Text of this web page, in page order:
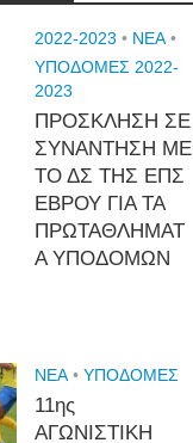
2022-2023 • NEA •
ΥΠΟΔΟΜΕΣ 2022-
2023
ΠΡΟΣΚΛΗΣΗ ΣΕ
ΣΥΝΑΝΤΗΣΗ ΜΕ
ΤΟ ΔΣ ΤΗΣ ΕΠΣ
ΕΒΡΟΥ ΓΙΑ ΤΑ
ΠΡΩΤΑΘΛΗΜΑΤ
Α ΥΠΟΔΟΜΩΝ
NEA • ΥΠΟΔΟΜΈΣ
11ης
ΑΓΩΝΙΣΤΙΚΗ